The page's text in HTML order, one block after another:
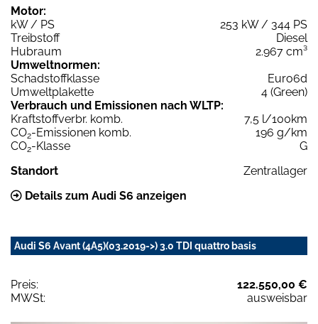
Motor:
kW / PS
253 kW / 344 PS
Treibstoff
Diesel
Hubraum
2.967 cm³
Umweltnormen:
Schadstoffklasse
Euro6d
Umweltplakette
4 (Green)
Verbrauch und Emissionen nach WLTP:
Kraftstoffverbr. komb.
7,5 l/100km
CO2-Emissionen komb.
196 g/km
CO2-Klasse
G
Standort
Zentrallager
Details zum Audi S6 anzeigen
Audi S6 Avant (4A5)(03.2019->) 3.0 TDI quattro basis
Preis:
122.550,00 €
MWSt:
ausweisbar